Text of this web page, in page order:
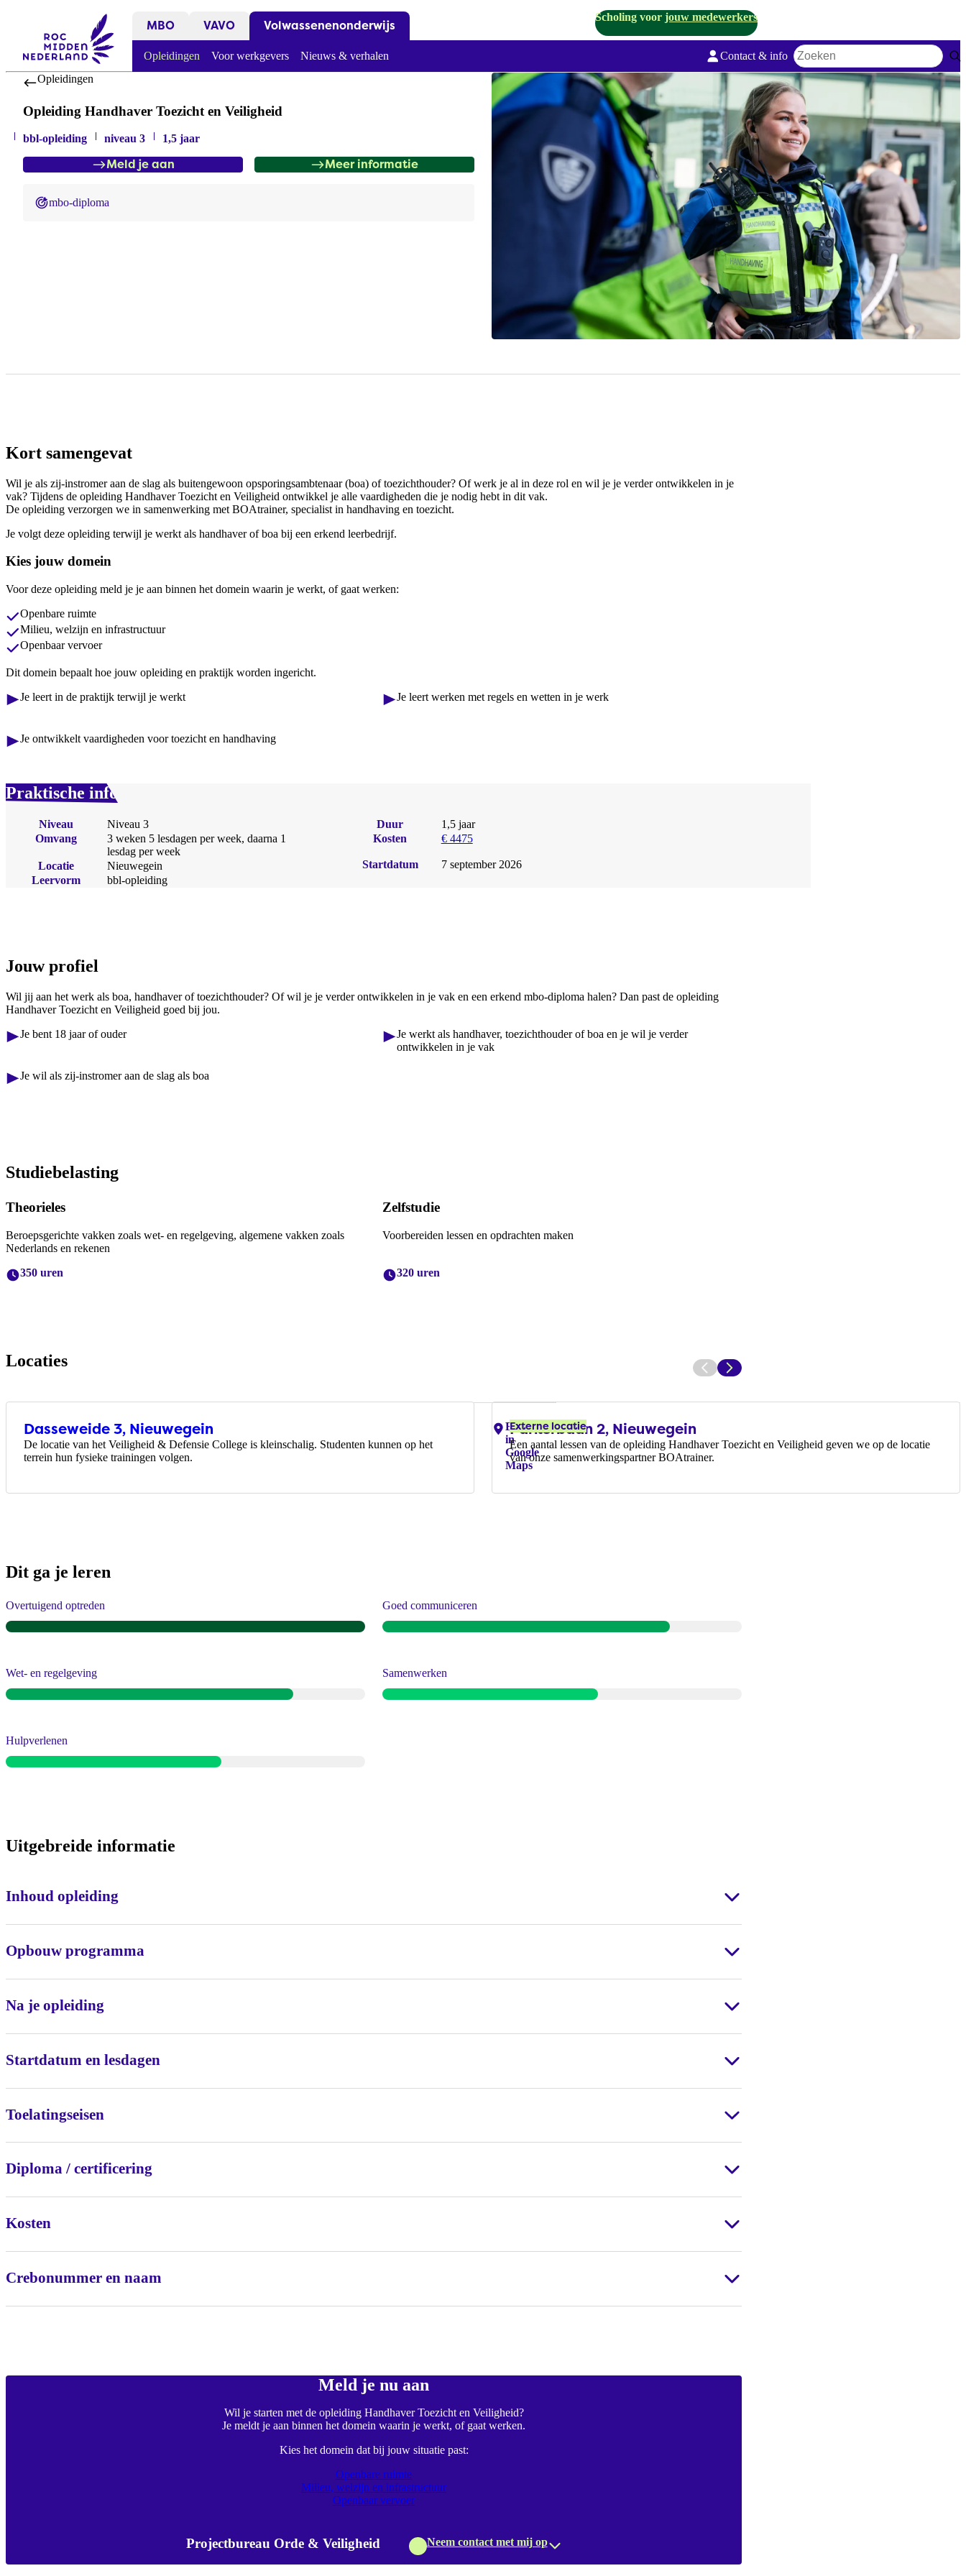
MBO VAVO Volwassenenonderwijs
Scholing voor jouw medewerkers
Opleidingen Voor werkgevers Nieuws & verhalen Contact & info Zoekwoord
Opleidingen
Opleiding Handhaver Toezicht en Veiligheid
bbl-opleiding niveau 3 1,5 jaar
Meld je aan Meer informatie
mbo-diploma
Kort samengevat
Wil je als zij-instromer aan de slag als buitengewoon opsporingsambtenaar (boa) of toezichthouder? Of werk je al in deze rol en wil je je verder ontwikkelen in je
vak? Tijdens de opleiding Handhaver Toezicht en Veiligheid ontwikkel je alle vaardigheden die je nodig hebt in dit vak.
De opleiding verzorgen we in samenwerking met BOAtrainer, specialist in handhaving en toezicht.
Je volgt deze opleiding terwijl je werkt als handhaver of boa bij een erkend leerbedrijf.
Kies jouw domein
Voor deze opleiding meld je je aan binnen het domein waarin je werkt, of gaat werken:
Openbare ruimte
Milieu, welzijn en infrastructuur
Openbaar vervoer
Dit domein bepaalt hoe jouw opleiding en praktijk worden ingericht.
Je leert in de praktijk terwijl je werkt
Je ontwikkelt vaardigheden voor toezicht en handhaving
Je leert werken met regels en wetten in je werk
Praktische info
Niveau
Niveau 3
Omvang
3 weken 5 lesdagen per week, daarna 1
lesdag per week
Locatie
Nieuwegein
Leervorm
bbl-opleiding
Duur
1,5 jaar
Kosten
€ 4475
Startdatum 7 september 2026
Jouw profiel
Wil jij aan het werk als boa, handhaver of toezichthouder? Of wil je je verder ontwikkelen in je vak en een erkend mbo-diploma halen? Dan past de opleiding
Handhaver Toezicht en Veiligheid goed bij jou.
Je bent 18 jaar of ouder
Je wil als zij-instromer aan de slag als boa
Je werkt als handhaver, toezichthouder of boa en je wil je verder
ontwikkelen in je vak
Studiebelasting
Theorieles
Beroepsgerichte vakken zoals wet- en regelgeving, algemene vakken zoals
Nederlands en rekenen
350 uren
Zelfstudie
Voorbereiden lessen en opdrachten maken
320 uren
Locaties
Dasseweide 3, Nieuwegein
De locatie van het Veiligheid & Defensie College is kleinschalig. Studenten kunnen op het
terrein hun fysieke trainingen volgen.
Locaties:
Bekijk
in
Google
Maps
Parkerbaan 2, Nieuwegein
Externe locatie
Een aantal lessen van de opleiding Handhaver Toezicht en Veiligheid geven we op de locatie
van onze samenwerkingspartner BOAtrainer.
Dit ga je leren
Overtuigend optreden Goed communiceren
Wet- en regelgeving Samenwerken
Hulpverlenen
Uitgebreide informatie
Inhoud opleiding
Opbouw programma
Na je opleiding
Startdatum en lesdagen
Toelatingseisen
Diploma / certificering
Kosten
Crebonummer en naam
Meld je nu aan
Wil je starten met de opleiding Handhaver Toezicht en Veiligheid?
Je meldt je aan binnen het domein waarin je werkt, of gaat werken.
Kies het domein dat bij jouw situatie past:
Openbare ruimte
Milieu, welzijn en infrastructuur
Openbaar vervoer
Projectbureau Orde & Veiligheid Neem contact met mij op